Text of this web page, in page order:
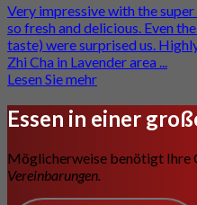
Very impressive with the
so fresh and delicious. Even
taste) were surprised us.
Zhi Cha in Lavender area ...
Lesen Sie mehr
Essen in einer
Möglicherweise benötigt Ihre
Vereinbarungen.